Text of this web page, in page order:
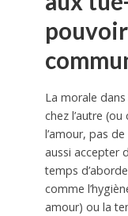
La morale
chez l’autre
l’amour, pas
aussi accepter
temps
comme
amour) ou la